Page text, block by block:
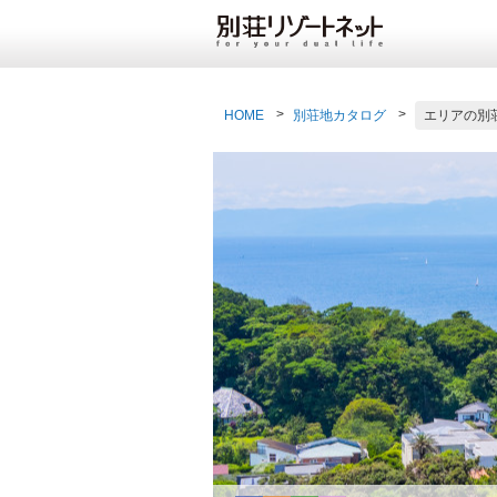
HOME 別荘地カタログ エリアの別